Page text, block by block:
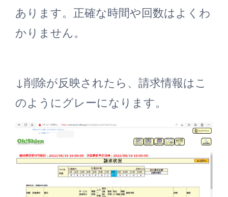
あります。正確な時間や回数はよくわ
かりません。
↓削除が反映されたら、請求情報はこ
のようにグレーになります。